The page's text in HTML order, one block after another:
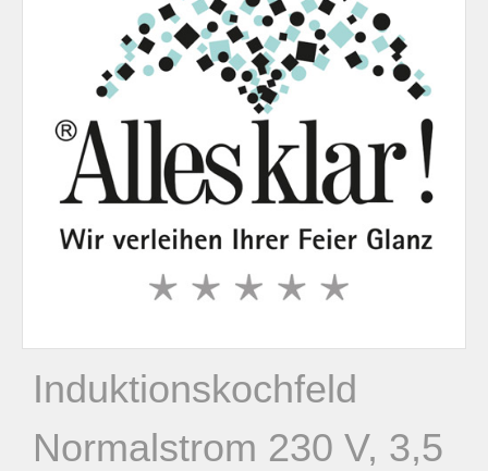
a
h
Induktionskochfeld
Normalstrom 230 V, 3,5